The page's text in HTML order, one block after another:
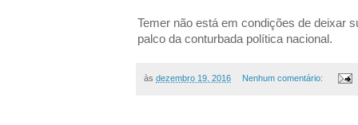
Temer não está em condições de deixar
palco da conturbada política nacional.
às dezembro 19, 2016 Nenhum comentário: